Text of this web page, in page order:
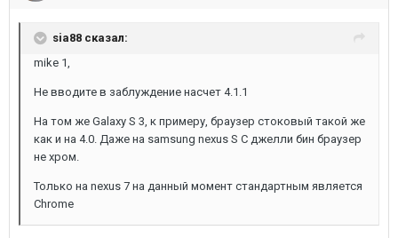
sia88 сказал:
mike 1,
Не вводите в заблуждение насчет 4.1.1
На том же Galaxy S 3, к примеру, браузер стоковый такой же
как и на 4.0. Даже на samsung nexus S С джелли бин браузер
не хром.
Только на nexus 7 на данный момент стандартным является
Chrome